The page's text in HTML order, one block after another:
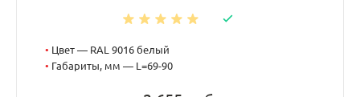
• Цвет — RAL 9016 белый
• Габариты, мм — L=69-90